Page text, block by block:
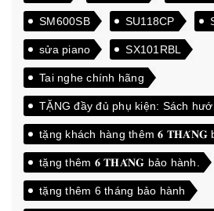
SM600SB SU118CP
sửa piano SX101RBL
Tai nghe chính hãng
TẶNG đầy đủ phụ kiện: Sách
tặng khách hàng thêm 𝟔 𝐓𝐇𝐀́𝐍𝐆
tặng thêm 𝟔 𝐓𝐇𝐀́𝐍𝐆 bảo hành.
tặng thêm 6 tháng bảo hành